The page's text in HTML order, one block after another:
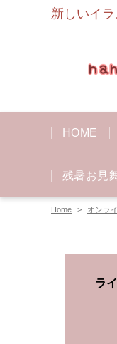
新しいイ
HOME
残暑お見
Home オンラ
ラ